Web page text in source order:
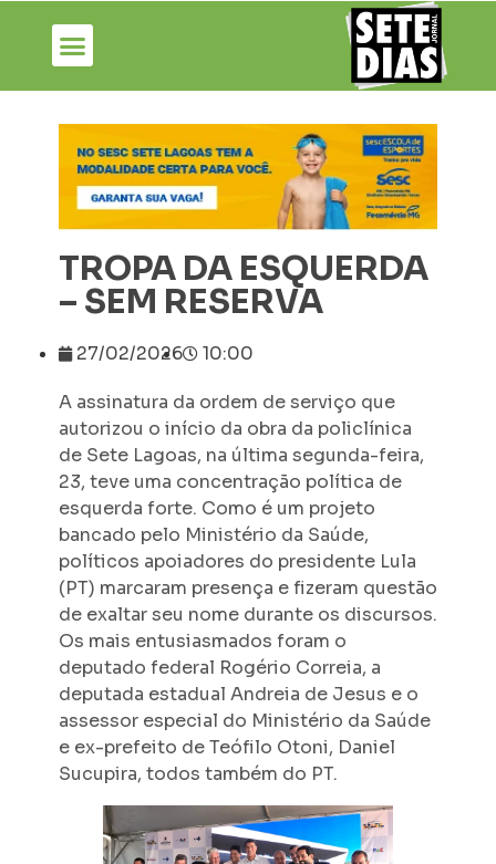
TROPA DA ESQUERDA
– SEM RESERVA
27/02/2026 10:00
A assinatura da ordem de serviço que
autorizou o início da obra da policlínica
de Sete Lagoas, na última segunda-feira,
23, teve uma concentração política de
esquerda forte. Como é um projeto
bancado pelo Ministério da Saúde,
políticos apoiadores do presidente Lula
(PT) marcaram presença e fizeram questão
de exaltar seu nome durante os discursos.
Os mais entusiasmados foram o
deputado federal Rogério Correia, a
deputada estadual Andreia de Jesus e o
assessor especial do Ministério da Saúde
e ex-prefeito de Teófilo Otoni, Daniel
Sucupira, todos também do PT.